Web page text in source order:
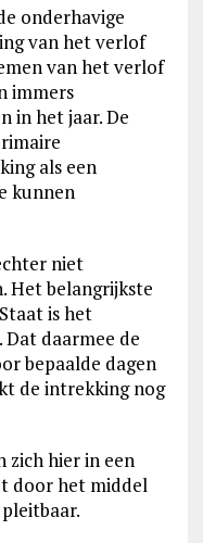
onderhavige
van het verlof
van het verlof
immers
in het jaar. De
als een
kunnen
niet
Het belangrijkste
is het
daarmee de
bepaalde dagen
de intrekking nog
zich hier in een
door het middel